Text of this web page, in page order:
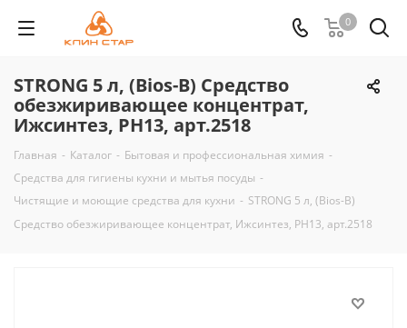
0
STRONG 5 л, (Bios-B) Средство
обезжиривающее концентрат,
Ижсинтез, PH13, арт.2518
Главная - Каталог - Бытовая и профессиональная химия -
Средства для гигиены кухни и мытья посуды -
Чистящие и моющие средства для кухни - STRONG 5 л, (Bios-B)
Средство обезжиривающее концентрат, Ижсинтез, PH13, арт.2518